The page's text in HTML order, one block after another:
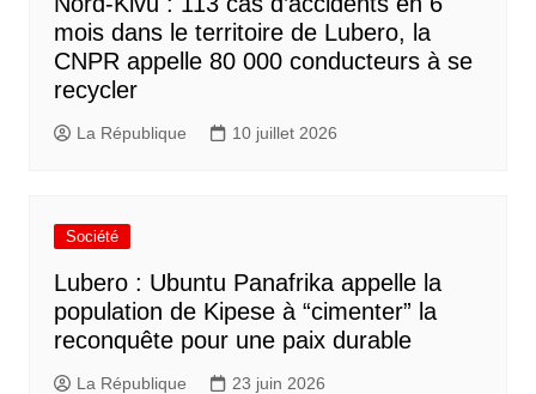
mois dans le territoire de Lubero, la
CNPR appelle 80 000 conducteurs à se
recycler
La République 10 juillet 2026
Société
Lubero : Ubuntu Panafrika appelle la
population de Kipese à “cimenter” la
reconquête pour une paix durable
La République 23 juin 2026